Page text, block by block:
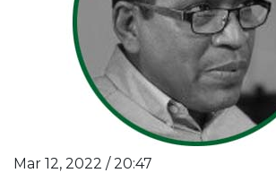
Mar 12, 2022 / 20:47